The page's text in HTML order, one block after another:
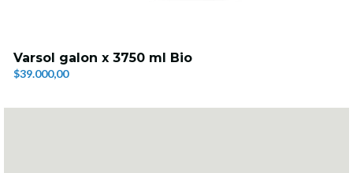
Varsol galon x 3750 ml Bio
$39.000,00